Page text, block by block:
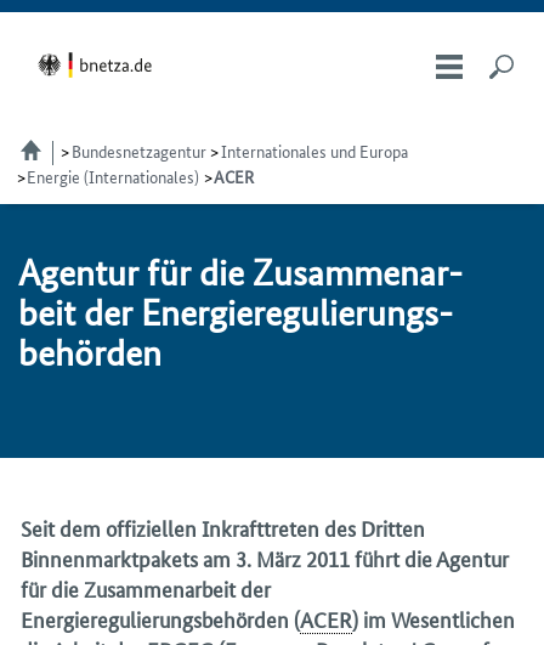
Bundesnetzagentur
Internationales und Europa
Energie (Internationales)
ACER
Agen­tur für die Zu­sam­men­ar­
beit der Ener­gie­re­gu­lie­rungs­
be­hör­den
Seit dem offiziellen Inkrafttreten des Dritten
Binnenmarktpakets am 3. März 2011 führt die Agentur
für die Zusammenarbeit der
Energieregulierungsbehörden (ACER) im Wesentlichen